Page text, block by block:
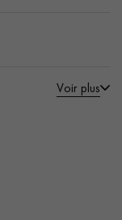
Voir plus